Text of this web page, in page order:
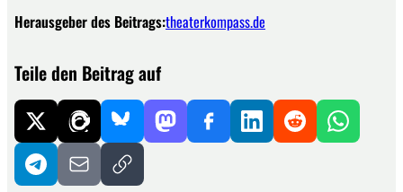
Herausgeber des Beitrags:theaterkompass.de
Teile den Beitrag auf